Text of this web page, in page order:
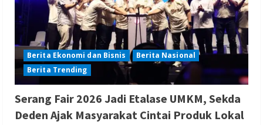
Redaksi 01 August 8, 2026
Berita Hiburan
Berita Lifestyle dan Insurance
Berita Terbaru
THM Masih Beroperasi di Cilegon, Warga
Berita Ekonomi dan Bisnis
Berita Nasional
Berita Trending
Serang Fair 2026 Jadi Etalase UMKM, Sekda
Deden Ajak Masyarakat Cintai Produk Lokal